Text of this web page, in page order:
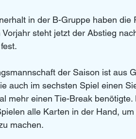
in der B-Gruppe haben
steht jetzt der Abstieg
der Saison ist aus
auch im sechsten Spiel einen
mehr einen Tie-Break
alle Karten in der Hand,
machen.